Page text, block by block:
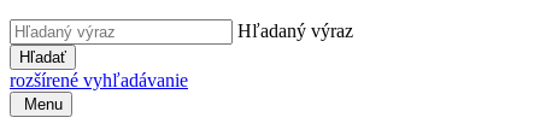
Hľadaný výraz
Hľadať
rozšírené vyhľadávanie
Menu